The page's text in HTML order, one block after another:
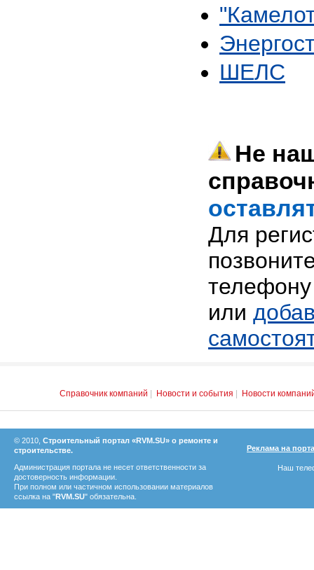
ШЕЛС
Не
Для
или
Справочник компаний Новости и события Новости
© 2010, Строительный портал «RVM.SU» о ремонте и
строительстве.
Администрация портала не несет ответственности за
достоверность информации.
При полном или частичном использовании материалов
ссылка на "RVM.SU" обязательна.
Реклама на
Наш